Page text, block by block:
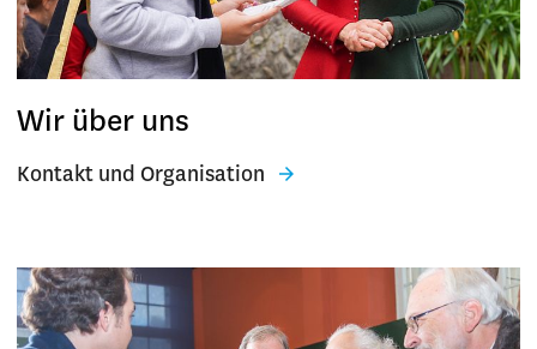
Wir über uns
Kontakt und Organisation